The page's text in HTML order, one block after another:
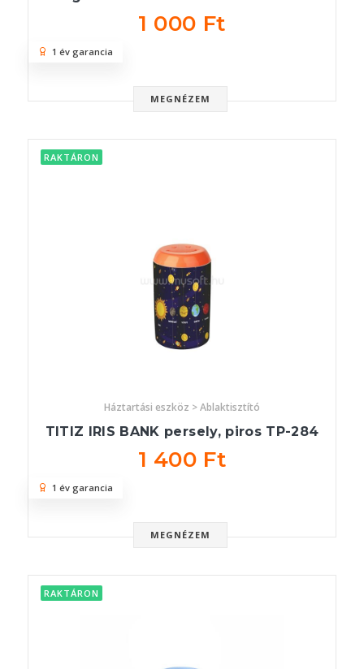
1 000 Ft
MEGNÉZEM
1 év garancia
RAKTÁRON
Háztartási eszköz > Ablaktisztító
TITIZ IRIS BANK persely, piros TP-284
1 400 Ft
MEGNÉZEM
1 év garancia
RAKTÁRON